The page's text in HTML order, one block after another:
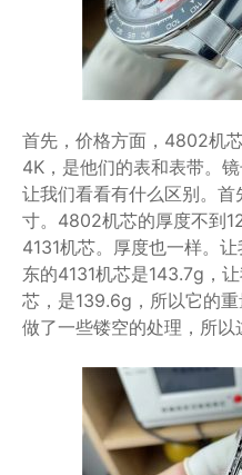
首先，价格方面，4802机
4K，是他们的表和表带。
让我们看看有什么区别。
寸。4802机芯的厚度不到
4131机芯。厚度也一样。
东的4131机芯是143.7g，
芯，是139.6g，所以它的
做了一些镂空的处理，所以